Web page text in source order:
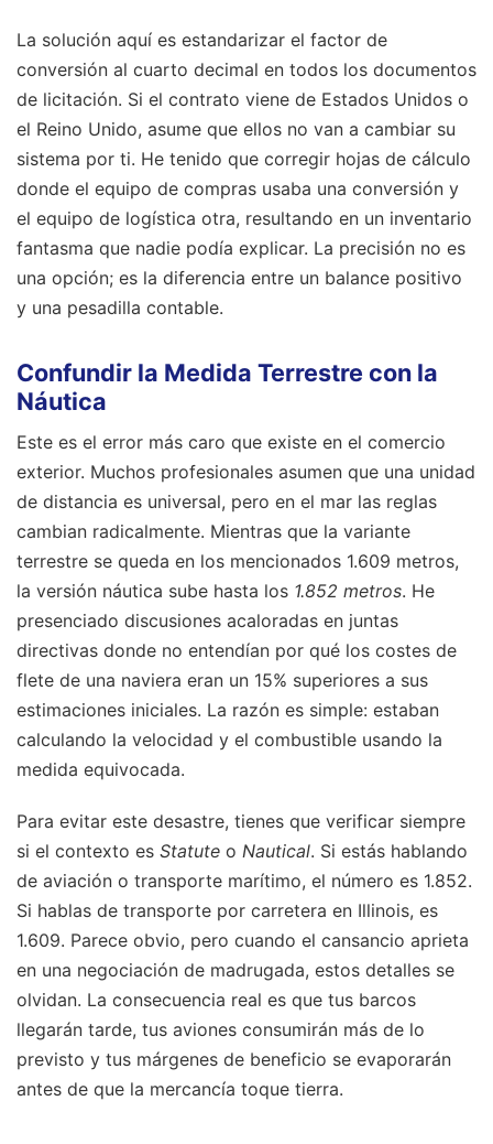
La solución aquí es estandarizar el factor de
conversión al cuarto decimal en todos los documentos
de licitación. Si el contrato viene de Estados Unidos o
el Reino Unido, asume que ellos no van a cambiar su
sistema por ti. He tenido que corregir hojas de cálculo
donde el equipo de compras usaba una conversión y
el equipo de logística otra, resultando en un inventario
fantasma que nadie podía explicar. La precisión no es
una opción; es la diferencia entre un balance positivo
y una pesadilla contable.
Confundir la Medida Terrestre con la
Náutica
Este es el error más caro que existe en el comercio
exterior. Muchos profesionales asumen que una unidad
de distancia es universal, pero en el mar las reglas
cambian radicalmente. Mientras que la variante
terrestre se queda en los mencionados 1.609 metros,
la versión náutica sube hasta los 1.852 metros. He
presenciado discusiones acaloradas en juntas
directivas donde no entendían por qué los costes de
flete de una naviera eran un 15% superiores a sus
estimaciones iniciales. La razón es simple: estaban
calculando la velocidad y el combustible usando la
medida equivocada.
Para evitar este desastre, tienes que verificar siempre
si el contexto es Statute o Nautical. Si estás hablando
de aviación o transporte marítimo, el número es 1.852.
Si hablas de transporte por carretera en Illinois, es
1.609. Parece obvio, pero cuando el cansancio aprieta
en una negociación de madrugada, estos detalles se
olvidan. La consecuencia real es que tus barcos
llegarán tarde, tus aviones consumirán más de lo
previsto y tus márgenes de beneficio se evaporarán
antes de que la mercancía toque tierra.